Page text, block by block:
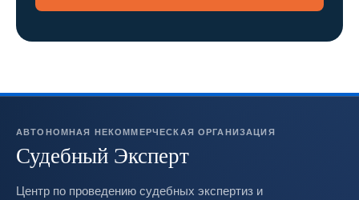
АВТОНОМНАЯ НЕКОММЕРЧЕСКАЯ ОРГАНИЗАЦИЯ
Судебный Эксперт
Центр по проведению судебных экспертиз и